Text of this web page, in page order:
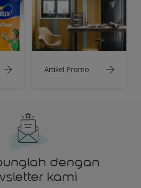
Artikel Promo
dengan
kami